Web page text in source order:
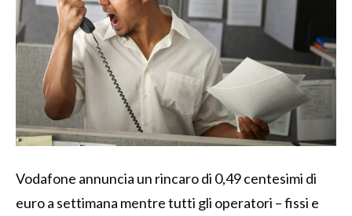
Vodafone annuncia un rincaro di 0,49 centesimi di
euro a settimana mentre tutti gli operatori – fissi e